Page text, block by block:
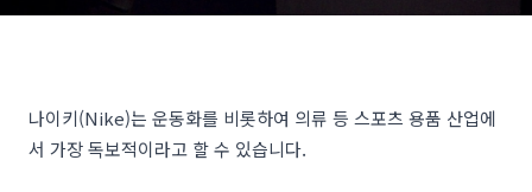
나이키(Nike)는 운동화를 비롯하여 의류 등 스포츠 용품 산업에
서 가장 독보적이라고 할 수 있습니다.